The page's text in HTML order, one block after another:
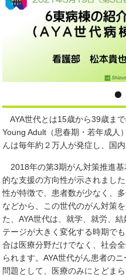
AYA世代とは15歳から39歳ま
Young Adult（思春期・若年成人
んは毎年約２万人が発症し、国
2018年の第3期がん対策推進基
的な支援の方向性が示されまし
性が特徴で、患者数が少なく、
などから、この世代のがん対策
た、AYA世代は、就学、就労、
テージが大きく変化する時期で
合は医療分野だけでなく、社会
られます。AYA世代がん患者の
問題として、医療のみにとどま